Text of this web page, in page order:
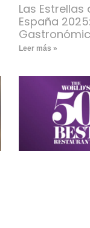
Las Estrellas
España
Leer más »